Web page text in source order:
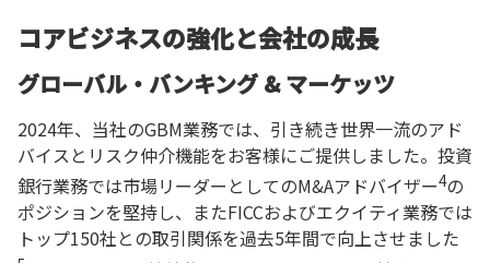
コアビジネスの強化と会社の成長
グローバル・バンキング & マーケッツ
2024年、当社のGBM業務では、引き続き世界一流のアド
バイスとリスク仲介機能をお客様にご提供しました。投資
銀行業務では市場リーダーとしてのM&Aアドバイザー4の
ポジションを堅持し、またFICCおよびエクイティ業務では
トップ150社との取引関係を過去5年間で向上させました